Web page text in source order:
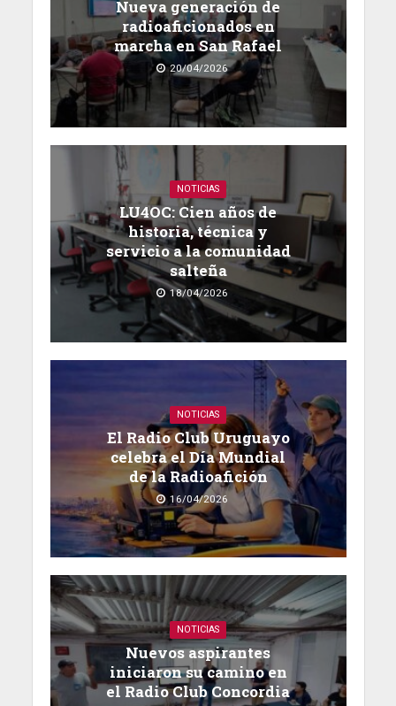
Nueva generación de
radioaficionados en
marcha en San Rafael
20/04/2026
NOTICIAS
LU4OC: Cien años de
historia, técnica y
servicio a la comunidad
salteña
18/04/2026
NOTICIAS
El Radio Club Uruguayo
celebra el Día Mundial
de la Radioafición
16/04/2026
NOTICIAS
Nuevos aspirantes
iniciaron su camino en
el Radio Club Concordia